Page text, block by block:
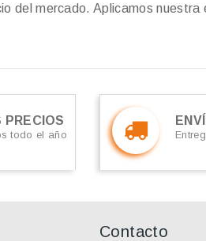
del mercado. Aplicamos nuestra
PRECIOS
todo el año
Contacto